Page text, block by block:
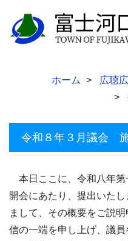
ホーム 広聴
令和８年３月議会
本日ここに、令和八年第
開会にあたり、提出いた
まして、その概要をご説
信の一端を申し上げ、議